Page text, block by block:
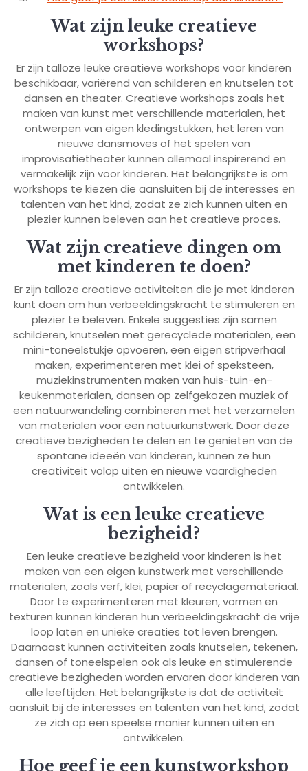
Wat zijn leuke creatieve
workshops?
Er zijn talloze leuke creatieve workshops voor kinderen
beschikbaar, variërend van schilderen en knutselen tot
dansen en theater. Creatieve workshops zoals het
maken van kunst met verschillende materialen, het
ontwerpen van eigen kledingstukken, het leren van
nieuwe dansmoves of het spelen van
improvisatietheater kunnen allemaal inspirerend en
vermakelijk zijn voor kinderen. Het belangrijkste is om
workshops te kiezen die aansluiten bij de interesses en
talenten van het kind, zodat ze zich kunnen uiten en
plezier kunnen beleven aan het creatieve proces.
Wat zijn creatieve dingen om
met kinderen te doen?
Er zijn talloze creatieve activiteiten die je met kinderen
kunt doen om hun verbeeldingskracht te stimuleren en
plezier te beleven. Enkele suggesties zijn samen
schilderen, knutselen met gerecyclede materialen, een
mini-toneelstukje opvoeren, een eigen stripverhaal
maken, experimenteren met klei of speksteen,
muziekinstrumenten maken van huis-tuin-en-
keukenmaterialen, dansen op zelfgekozen muziek of
een natuurwandeling combineren met het verzamelen
van materialen voor een natuurkunstwerk. Door deze
creatieve bezigheden te delen en te genieten van de
spontane ideeën van kinderen, kunnen ze hun
creativiteit volop uiten en nieuwe vaardigheden
ontwikkelen.
Wat is een leuke creatieve
bezigheid?
Een leuke creatieve bezigheid voor kinderen is het
maken van een eigen kunstwerk met verschillende
materialen, zoals verf, klei, papier of recyclagemateriaal.
Door te experimenteren met kleuren, vormen en
texturen kunnen kinderen hun verbeeldingskracht de vrije
loop laten en unieke creaties tot leven brengen.
Daarnaast kunnen activiteiten zoals knutselen, tekenen,
dansen of toneelspelen ook als leuke en stimulerende
creatieve bezigheden worden ervaren door kinderen van
alle leeftijden. Het belangrijkste is dat de activiteit
aansluit bij de interesses en talenten van het kind, zodat
ze zich op een speelse manier kunnen uiten en
ontwikkelen.
Hoe geef je een kunstworkshop